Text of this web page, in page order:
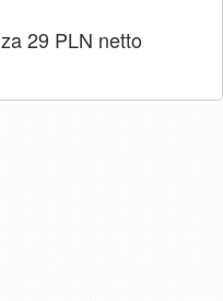
za 29 PLN netto